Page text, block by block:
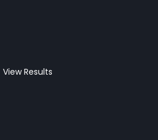
View Results